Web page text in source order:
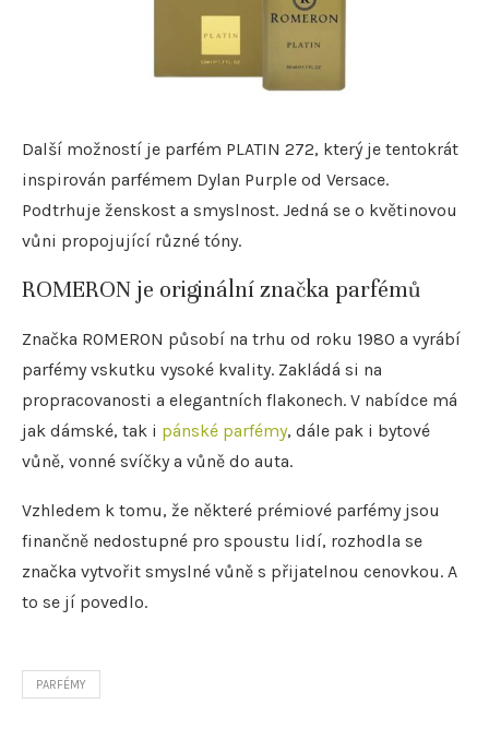
Další možností je parfém PLATIN 272, který je tentokrát
inspirován parfémem Dylan Purple od Versace.
Podtrhuje ženskost a smyslnost. Jedná se o květinovou
vůni propojující různé tóny.
ROMERON je originální značka parfémů
Značka ROMERON působí na trhu od roku 1980 a vyrábí
parfémy vskutku vysoké kvality. Zakládá si na
propracovanosti a elegantních flakonech. V nabídce má
jak dámské, tak i pánské parfémy, dále pak i bytové
vůně, vonné svíčky a vůně do auta.
Vzhledem k tomu, že některé prémiové parfémy jsou
finančně nedostupné pro spoustu lidí, rozhodla se
značka vytvořit smyslné vůně s přijatelnou cenovkou. A
to se jí povedlo.
PARFÉMY